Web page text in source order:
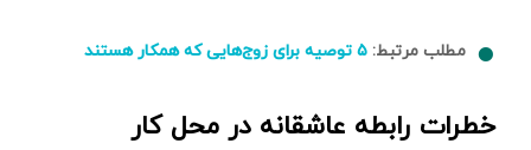
مطلب مرتبط: ۵ توصیه برای زوج‌هایی که همکار هستند
خطرات رابطه عاشقانه در محل کار